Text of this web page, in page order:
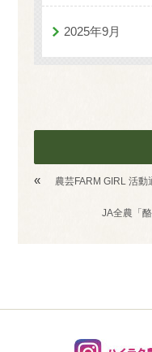
2025年9月
« 農芸FARM GIRL 活
JA全農「